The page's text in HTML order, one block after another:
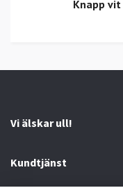
Knapp
Vi älskar ull!
Kundtjänst